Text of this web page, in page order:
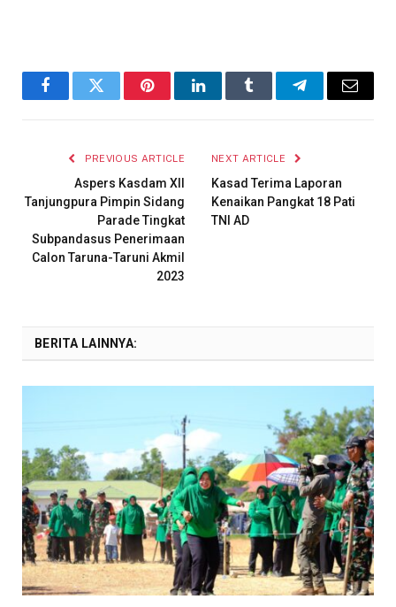
FacebookTwitter PinterestLinkedInTumblr TelegramEmail
PREVIOUS ARTICLE
Aspers Kasdam XII
Tanjungpura Pimpin Sidang
Parade Tingkat
Subpandasus Penerimaan
Calon Taruna-Taruni Akmil
2023
NEXT ARTICLE
Kasad Terima Laporan
Kenaikan Pangkat 18 Pati
TNI AD
BERITA LAINNYA: